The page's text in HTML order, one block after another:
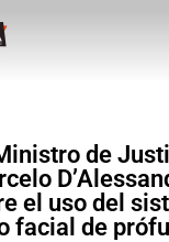
de
el uso del
facial de